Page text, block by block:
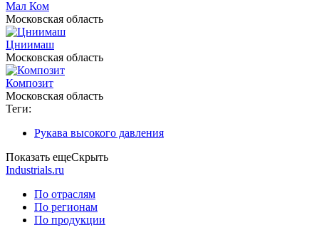
Мал Ком
Московская область
Цниимаш
Московская область
Композит
Московская область
Теги:
Рукава высокого давления
Показать ещеСкрыть
Industrials.ru
По отраслям
По регионам
По продукции